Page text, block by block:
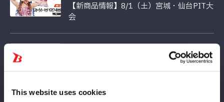
This website uses cookies
【新商品情報】8/1（土）宮城・仙台PIT大
会
【受注】ビジュアルタオル 浴衣2026／ビ
日（水）18：00～受注生産で登場！